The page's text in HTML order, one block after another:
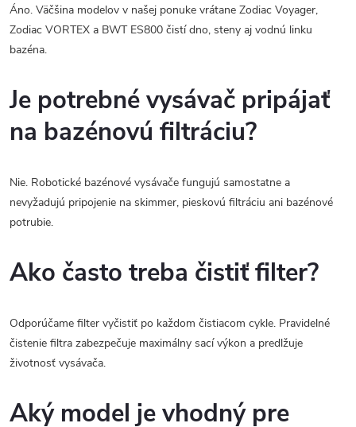
Áno. Väčšina modelov v našej ponuke vrátane Zodiac Voyager,
Zodiac VORTEX a BWT ES800 čistí dno, steny aj vodnú linku
bazéna.
Je potrebné vysávač pripájať
na bazénovú filtráciu?
Nie. Robotické bazénové vysávače fungujú samostatne a
nevyžadujú pripojenie na skimmer, pieskovú filtráciu ani bazénové
potrubie.
Ako často treba čistiť filter?
Odporúčame filter vyčistiť po každom čistiacom cykle. Pravidelné
čistenie filtra zabezpečuje maximálny sací výkon a predlžuje
životnosť vysávača.
Aký model je vhodný pre